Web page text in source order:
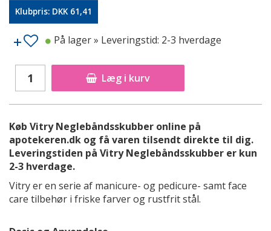
Klubpris: DKK 61,41
Læg i kurv
På lager» Leveringstid: 2-3 hverdage
Køb Vitry Neglebåndsskubber online på
apotekeren.dk og få varen tilsendt direkte til dig.
Leveringstiden på Vitry Neglebåndsskubber er kun
2-3 hverdage.
Vitry er en serie af manicure- og pedicure- samt face
care tilbehør i friske farver og rustfrit stål.